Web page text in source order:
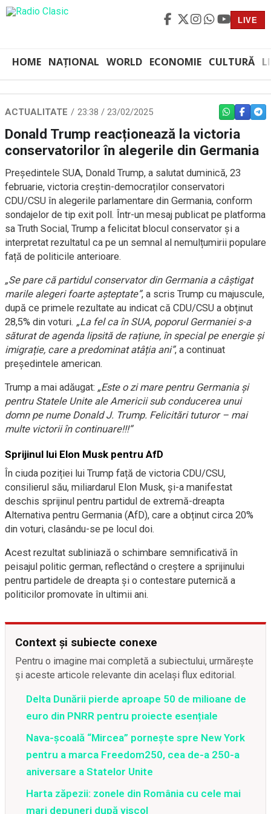
LIVE
HOME NAȚIONAL WORLD ECONOMIE CULTURĂ
ACTUALITATE 23:38 / 23/02/2025 WHATSAPP
Donald Trump reacționează la victoria
conservatorilor în alegerile din Germania
Președintele SUA, Donald Trump, a salutat duminică, 23
februarie, victoria creștin-democraților conservatori
CDU/CSU în alegerile parlamentare din Germania, conform
sondajelor de tip exit poll. Într-un mesaj publicat pe platforma
sa Truth Social, Trump a felicitat blocul conservator și a
interpretat rezultatul ca pe un semnal al nemulțumirii populare
față de politicile anterioare.
„Se pare că partidul conservator din Germania a câștigat
marile alegeri foarte așteptate”, a scris Trump cu majuscule,
după ce primele rezultate au indicat că CDU/CSU a obținut
28,5% din voturi. „La fel ca în SUA, poporul Germaniei s-a
săturat de agenda lipsită de rațiune, în special pe energie și
imigrație, care a predominat atâția ani”, a continuat
președintele american.
Trump a mai adăugat: „Este o zi mare pentru Germania și
pentru Statele Unite ale Americii sub conducerea unui
domn pe nume Donald J. Trump. Felicitări tuturor – mai
multe victorii în continuare!!!”
Sprijinul lui Elon Musk pentru AfD
În ciuda poziției lui Trump față de victoria CDU/CSU,
consilierul său, miliardarul Elon Musk, și-a manifestat
deschis sprijinul pentru partidul de extremă-dreapta
Alternativa pentru Germania (AfD), care a obținut circa 20%
din voturi, clasându-se pe locul doi.
Acest rezultat subliniază o schimbare semnificativă în
peisajul politic german, reflectând o creștere a sprijinului
pentru partidele de dreapta și o contestare puternică a
politicilor promovate în ultimii ani.
Context și subiecte conexe
Pentru o imagine mai completă a subiectului, urmărește
și aceste articole relevante din același flux editorial.
Delta Dunării pierde aproape 50 de milioane de
euro din PNRR pentru proiecte esențiale
Nava-școală “Mircea” pornește spre New York
pentru a marca Freedom250, cea de-a 250-a
aniversare a Statelor Unite
Harta zăpezii: zonele din România cu cele mai
mari depuneri după viscol